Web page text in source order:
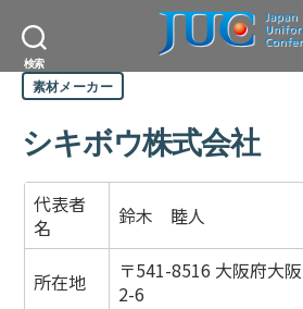
検索
般
社
本
ユ
ニ
カ
テ
リ
ー
素材メーカー
シキボウ株式会社
代表者
名
鈴木 睦人
所在地
〒541-8516 大阪府大
2-6